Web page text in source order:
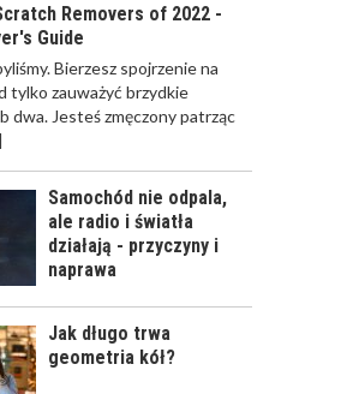
ODWIEŻACZ DO
SAMOCHODU JAK
PERFUMY
CALIFORNIA SCENTS
- OD CZEGO SIĘ
ZACZĘŁO?
Removers of 2022 -
Guide
Bierzesz spojrzenie na
tylko zauważyć brzydkie
dwa. Jesteś zmęczony patrząc
Samochód nie odpala,
ale radio i światła
działają - przyczyny i
naprawa
Jak długo trwa
geometria kół?